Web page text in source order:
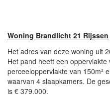
Woning Brandlicht 21 Rijssen
Het adres van deze woning uit
Het pand heeft een oppervlakte
perceeloppervlakte van 150m²
waarvan 4 slaapkamers. De
is € 379.000.